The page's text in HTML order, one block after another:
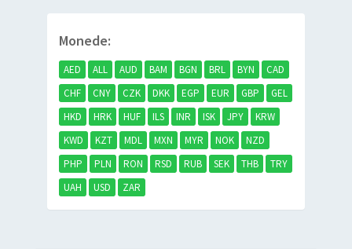
Monede:
AED ALL AUD BAM BGN BRL BYN
CAD
CHF
CNY CZK DKK EGP EUR GBP
GEL
HKD
HRK HUF ILS INR ISK JPY
KRW
KWD
KZT MDL MXN MYR NOK
NZD
PHP
PLN RON RSD RUB SEK THB
TRY
UAH
USD ZAR